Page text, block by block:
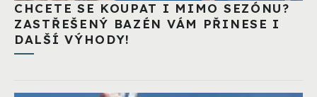
CHCETE SE KOUPAT I MIMO SEZÓNU?
ZASTŘEŠENÝ BAZÉN VÁM PŘINESE I
DALŠÍ VÝHODY!